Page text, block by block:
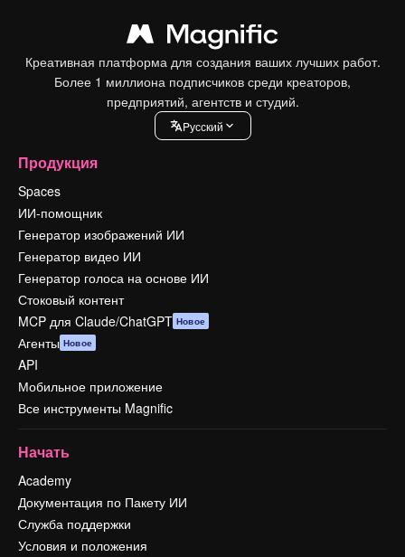
Креативная платформа для создания ваших лучших работ.
Более 1 миллиона подписчиков среди креаторов,
предприятий, агентств и студий.
Pусский
Продукция
Spaces
ИИ-помощник
Генератор изображений ИИ
Генератор видео ИИ
Генератор голоса на основе ИИ
Стоковый контент
MCP для Claude/ChatGPT Новое
Агенты Новое
API
Мобильное приложение
Все инструменты Magnific
Начать
Academy
Документация по Пакету ИИ
Служба поддержки
Условия и положения